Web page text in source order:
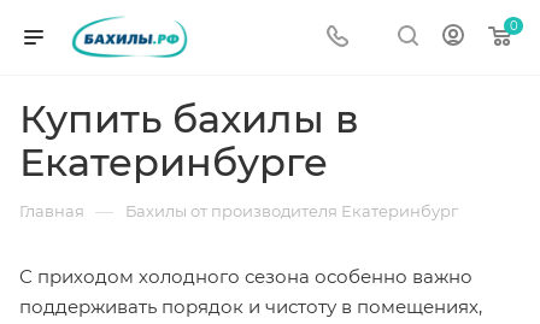
0
Купить бахилы в
Екатеринбурге
Главная — Бахилы от производителя Екатеринбург
С приходом холодного сезона особенно важно
поддерживать порядок и чистоту в помещениях,